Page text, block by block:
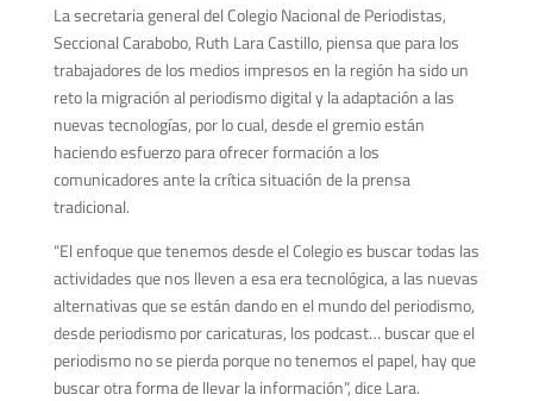
La secretaria general del Colegio Nacional de Periodistas,
Seccional Carabobo, Ruth Lara Castillo, piensa que para los
trabajadores de los medios impresos en la región ha sido un
reto la migración al periodismo digital y la adaptación a las
nuevas tecnologías, por lo cual, desde el gremio están
haciendo esfuerzo para ofrecer formación a los
comunicadores ante la crítica situación de la prensa
tradicional.
“El enfoque que tenemos desde el Colegio es buscar todas las
actividades que nos lleven a esa era tecnológica, a las nuevas
alternativas que se están dando en el mundo del periodismo,
desde periodismo por caricaturas, los podcast… buscar que el
periodismo no se pierda porque no tenemos el papel, hay que
buscar otra forma de llevar la información”, dice Lara.